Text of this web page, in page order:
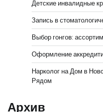
Детские инвалидные
Запись в
Выбор гонгов:
Оформление
Нарколог на Дом в
Рядом
Архив